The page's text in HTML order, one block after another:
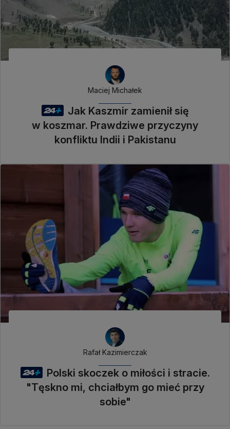
Maciej Michałek
Jak Kaszmir zamienił się
w koszmar. Prawdziwe przyczyny
konfliktu Indii i Pakistanu
Rafał Kazimierczak
Polski skoczek o miłości i stracie.
"Tęskno mi, chciałbym go mieć przy
sobie"